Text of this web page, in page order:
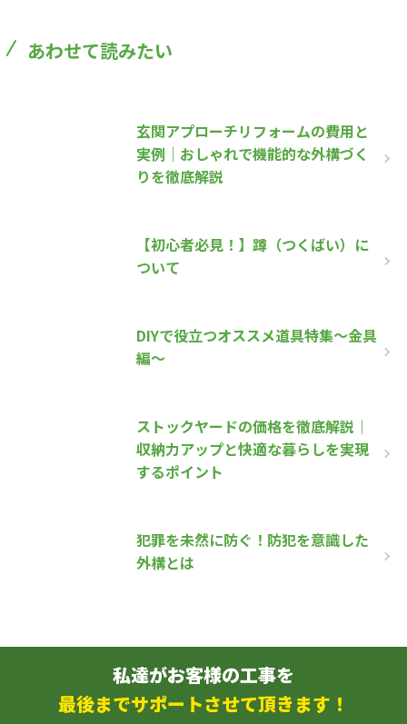
あわせて読みたい
玄関アプローチリフォームの費用と
実例｜おしゃれで機能的な外構づく
りを徹底解説
【初心者必見！】蹲（つくばい）に
ついて
DIYで役立つオススメ道具特集～金具
編～
ストックヤードの価格を徹底解説｜
収納力アップと快適な暮らしを実現
するポイント
犯罪を未然に防ぐ！防犯を意識した
外構とは
私達がお客様の工事を
最後までサポートさせて頂きます！